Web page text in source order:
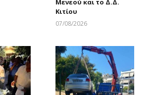
Μενεού και το Δ.Δ.
Κιτίου
07/08/2026